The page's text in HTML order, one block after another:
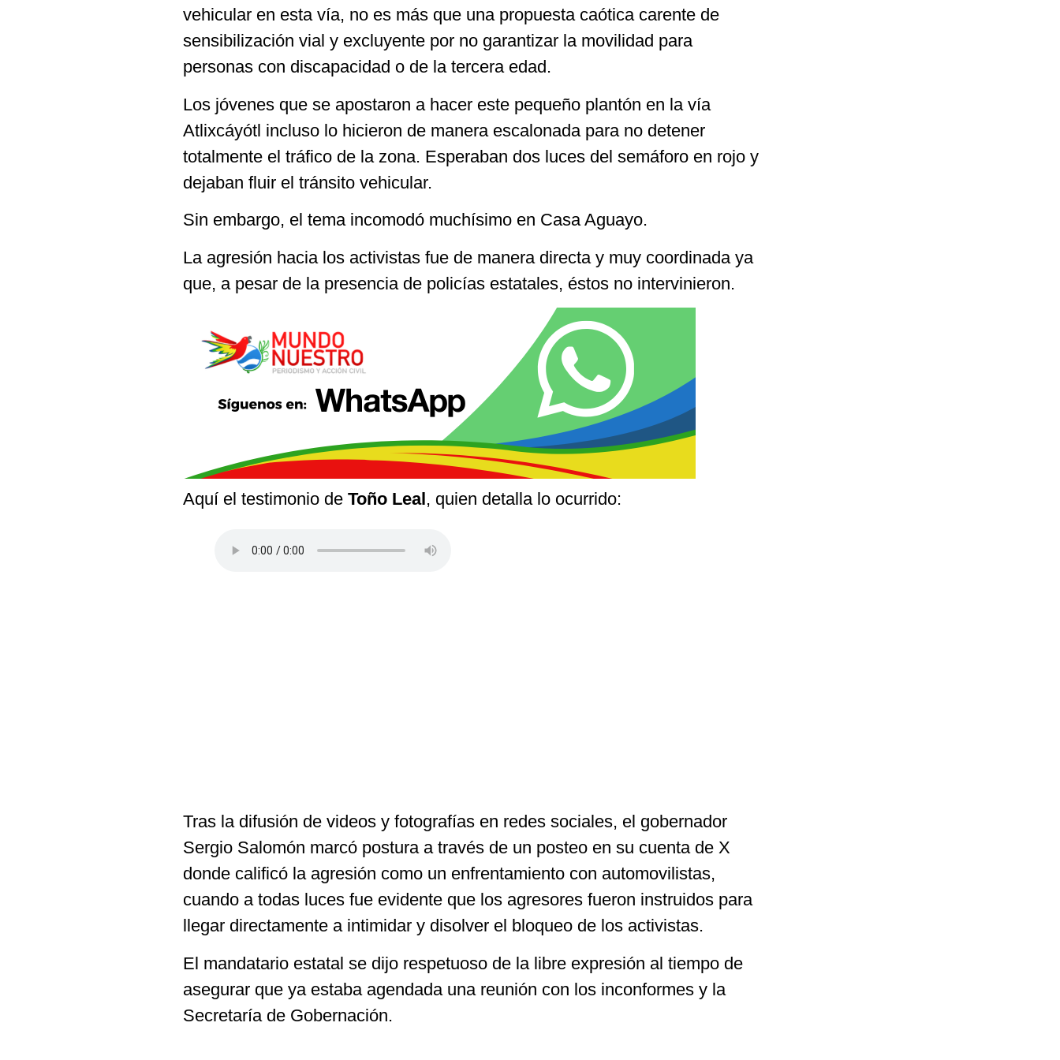
vehicular en esta vía, no es más que una propuesta caótica carente de
sensibilización vial y excluyente por no garantizar la movilidad para
personas con discapacidad o de la tercera edad.
Los jóvenes que se apostaron a hacer este pequeño plantón en la vía
Atlixcáyótl incluso lo hicieron de manera escalonada para no detener
totalmente el tráfico de la zona. Esperaban dos luces del semáforo en rojo y
dejaban fluir el tránsito vehicular.
Sin embargo, el tema incomodó muchísimo en Casa Aguayo.
La agresión hacia los activistas fue de manera directa y muy coordinada ya
que, a pesar de la presencia de policías estatales, éstos no intervinieron.
Aquí el testimonio de Toño Leal, quien detalla lo ocurrido:
Tras la difusión de videos y fotografías en redes sociales, el gobernador
Sergio Salomón marcó postura a través de un posteo en su cuenta de X
donde calificó la agresión como un enfrentamiento con automovilistas,
cuando a todas luces fue evidente que los agresores fueron instruidos para
llegar directamente a intimidar y disolver el bloqueo de los activistas.
El mandatario estatal se dijo respetuoso de la libre expresión al tiempo de
asegurar que ya estaba agendada una reunión con los inconformes y la
Secretaría de Gobernación.